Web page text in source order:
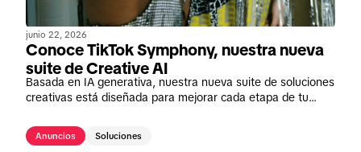
junio 22, 2026
Conoce TikTok Symphony, nuestra nueva
suite de Creative AI
Basada en IA generativa, nuestra nueva suite de soluciones
creativas está diseñada para mejorar cada etapa de tu
Anuncios Soluciones